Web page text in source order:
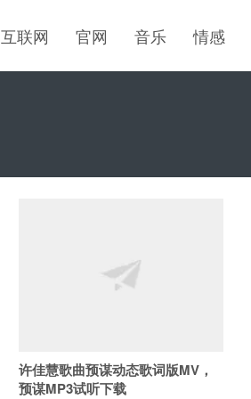
互联网 官网 音乐 情感
许佳慧歌曲预谋动态歌词版MV，
预谋MP3试听下载